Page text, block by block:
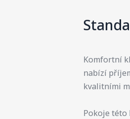
Komfortní
nabízí
kvalitními
Pokoje této